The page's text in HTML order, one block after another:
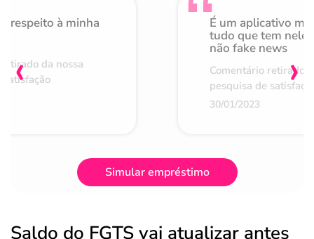
respeito à minha
da nossa
É um aplicativo
tudo que tem nele
não fake news
Comentário retirado
pesquisa de
30/01/2023
‹ ›
Simular empréstimo
Saldo do FGTS vai atualizar antes